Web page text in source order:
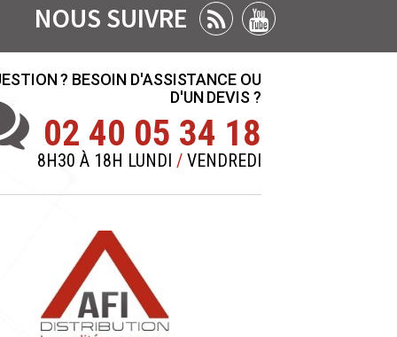
NOUS SUIVRE
? BESOIN D'ASSISTANCE OU
D'UN DEVIS ?
02 40 05 34 18
8H30 À 18H LUNDI / VENDREDI